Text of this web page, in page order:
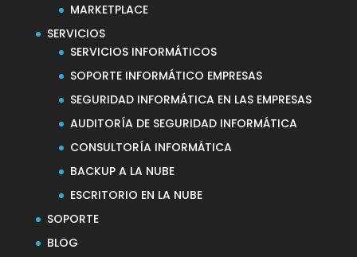
MARKETPLACE
SERVICIOS
SERVICIOS INFORMÁTICOS
SOPORTE INFORMÁTICO EMPRESAS
SEGURIDAD INFORMÁTICA EN LAS EMPRESAS
AUDITORÍA DE SEGURIDAD INFORMÁTICA
CONSULTORÍA INFORMÁTICA
BACKUP A LA NUBE
ESCRITORIO EN LA NUBE
SOPORTE
BLOG